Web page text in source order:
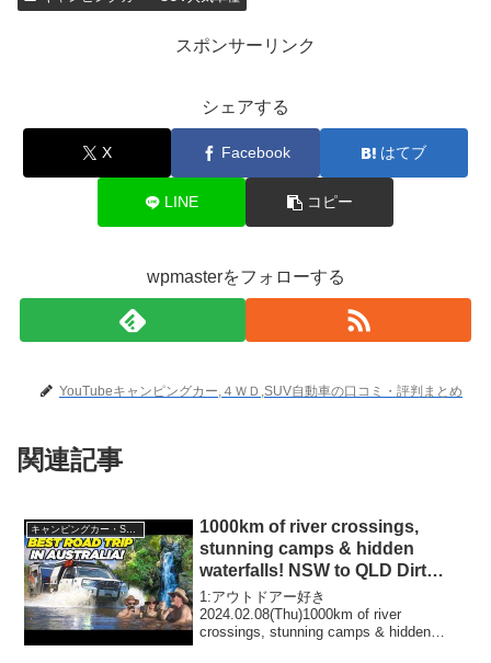
スポンサーリンク
シェアする
X Facebook はてブ
LINE コピー
wpmasterをフォローする
YouTubeキャンピングカー,４ＷＤ,SUV自動車の口コミ・評判まとめ
関連記事
キャンピングカー・SUV人気車種
1000km of river crossings,
stunning camps & hidden
waterfalls! NSW to QLD Dirt
Roads ONLY
1:アウトドアー好き
2024.02.08(Thu)1000km of river
crossings, stunning camps & hidden